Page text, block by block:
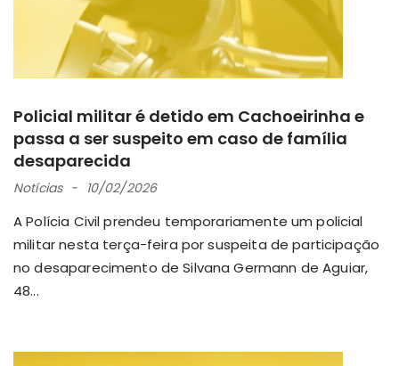
Policial militar é detido em Cachoeirinha e
passa a ser suspeito em caso de família
desaparecida
Notícias 10/02/2026
A Polícia Civil prendeu temporariamente um policial
militar nesta terça-feira por suspeita de participação
no desaparecimento de Silvana Germann de Aguiar,
48...